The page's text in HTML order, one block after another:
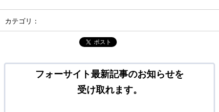
カテゴリ：
ポスト
フォーサイト最新記事のお知らせを
受け取れます。